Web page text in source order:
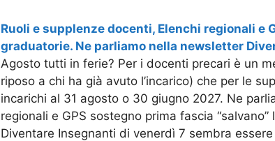
Ruoli e supplenze docenti, Elenchi regionali e
graduatorie. Ne parliamo nella newsletter
Agosto tutti in ferie? Per i docenti precari è un
riposo a chi ha già avuto l’incarico) che per le
incarichi al 31 agosto o 30 giugno 2027. Ne
regionali e GPS sostegno prima fascia
Diventare Insegnanti di venerdì 7 sembra